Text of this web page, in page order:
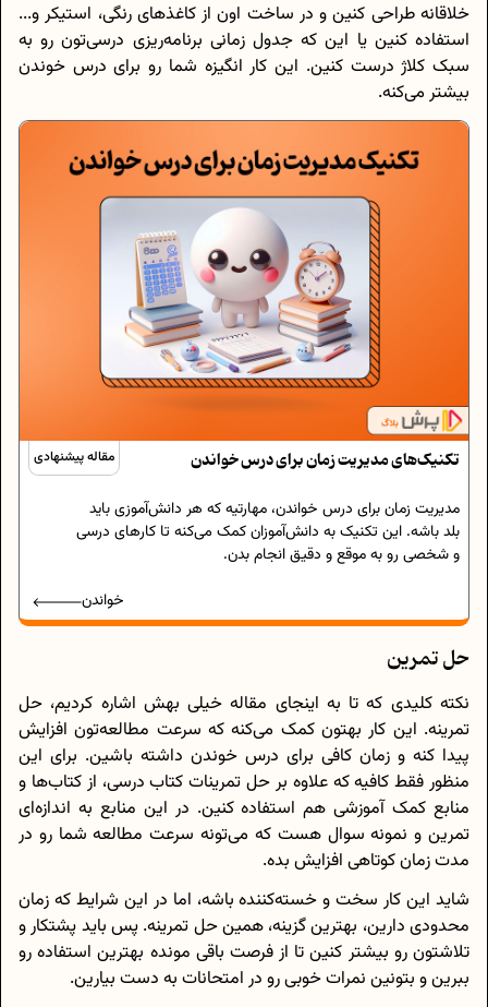
خلاقانه طراحی کنین و در ساخت اون از کاغذ‌های رنگی، استیکر و...
استفاده کنین یا این که جدول زمانی برنامه‌ریزی درسی‌تون رو به
سبک کلاژ درست کنین. این کار انگیزه شما رو برای درس خوندن
بیشتر می‌کنه.
مقاله پیشنهادی تکنیک‌های مدیریت زمان برای درس خواندن
مدیریت زمان برای درس خواندن، مهارتیه که هر دانش‌آموزی باید
بلد باشه. این تکنیک به دانش‌آموزان کمک می‌کنه تا کارهای درسی
و شخصی رو به موقع و دقیق انجام بدن.
خواندن
حل تمرین
نکته کلیدی که تا به اینجای مقاله خیلی بهش اشاره کردیم، حل
تمرینه. این کار بهتون کمک می‌کنه که سرعت مطالعه‌تون افزایش
پیدا کنه و زمان کافی برای درس خوندن داشته باشین. برای این
منظور فقط کافیه که علاوه بر حل تمرینات کتاب درسی، از کتاب‌ها و
منابع کمک آموزشی هم استفاده کنین. در این منابع به اندازه‌ای
تمرین و نمونه سوال هست که می‌تونه سرعت مطالعه شما رو در
مدت زمان کوتاهی افزایش بده.
شاید این کار سخت و خسته‌کننده باشه، اما در این شرایط که زمان
محدودی دارین، بهترین گزینه، همین حل تمرینه. پس باید پشتکار و
تلاشتون رو بیشتر کنین تا از فرصت باقی مونده بهترین استفاده رو
ببرین و بتونین نمرات خوبی رو در امتحانات به دست بیارین.